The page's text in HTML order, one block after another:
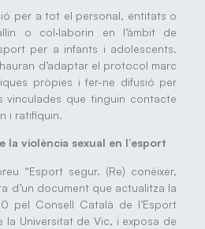
per a tot el personal, entitats o
o col·laborin en l’àmbit de
per a infants i adolescents.
d’adaptar el protocol marc
pròpies i fer-ne difusió per
vinculades que tinguin contacte
i ratifiquin.
la violència sexual en l’esport
“Esport segur. (Re) conèixer,
d’un document que actualitza la
pel Consell Català de l’Esport
la Universitat de Vic, i exposa de